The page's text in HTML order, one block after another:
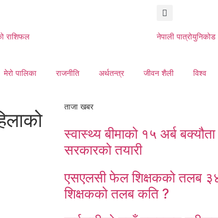
राशिफल नेपाली पात्रोयुनिकोड
मेरो पालिका राजनीति अर्थतन्त्र जीवन शैली विश्व
ताजा खबर
स्वास्थ्य बीमाको १५ अर्ब
सरकारको तयारी
एसएलसी फेल शिक्षकको तलब
शिक्षकको तलब कति ?